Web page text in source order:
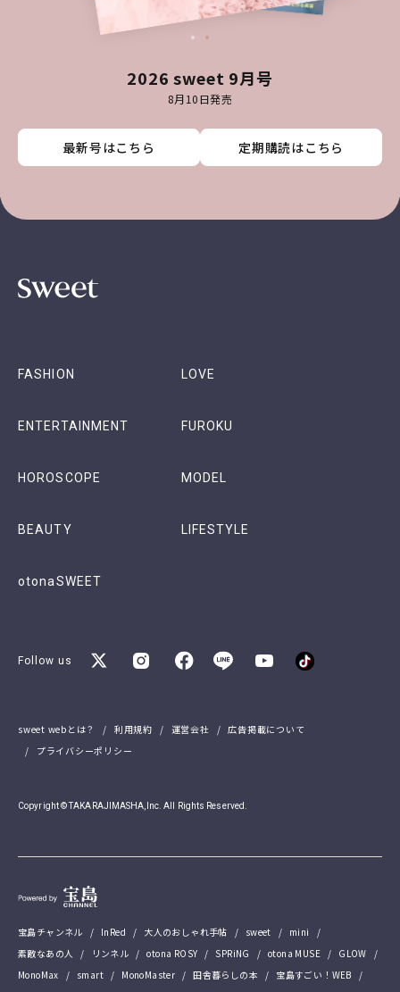
2026 sweet 9月号
8月10日発売
最新号はこちら 定期購読はこちら
最新号はこちら 定期購読はこちら
最新号はこちら 定期購読はこちら
最新号はこちら 定期購読はこちら
FASHION LOVE
ENTERTAINMENT FUROKU
HOROSCOPE MODEL
BEAUTY LIFESTYLE
otonaSWEET
Follow us
sweet webとは？ 利用規約 運営会社
広告掲載について
プライバシーポリシー
Copyright © TAKARAJIMASHA,Inc. All Rights Reserved.
宝島チャンネル InRed 大人のおしゃれ手帖 sweet
mini
素敵なあの人
リンネル otona ROSY SPRiNG otona MUSE
GLOW
MonoMax
smart MonoMaster 田舎暮らしの本
宝島すごい！WEB